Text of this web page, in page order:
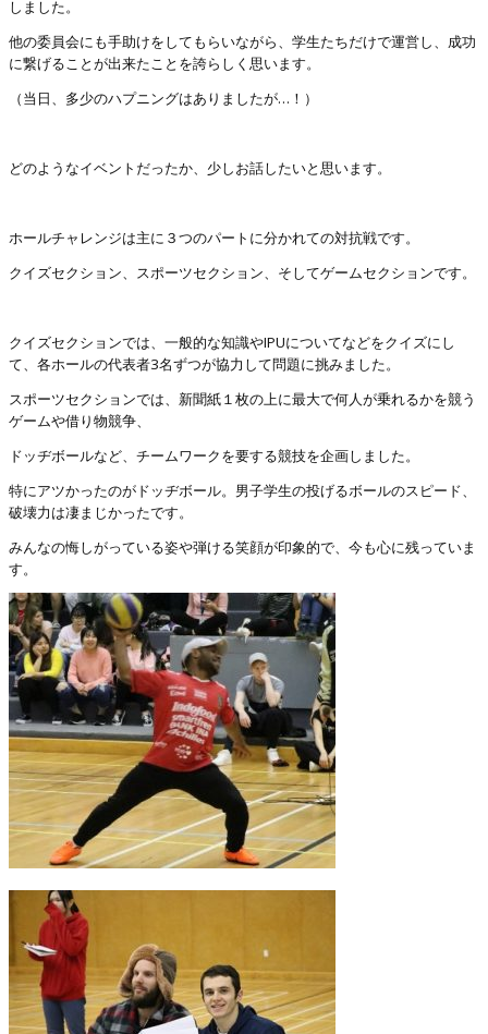
しました。
他の委員会にも手助けをしてもらいながら、学生たちだけで運営し、成功
に繋げることが出来たことを誇らしく思います。
（当日、多少のハプニングはありましたが…！）
どのようなイベントだったか、少しお話したいと思います。
ホールチャレンジは主に３つのパートに分かれての対抗戦です。
クイズセクション、スポーツセクション、そしてゲームセクションです。
クイズセクションでは、一般的な知識やIPUについてなどをクイズにし
て、各ホールの代表者3名ずつが協力して問題に挑みました。
スポーツセクションでは、新聞紙１枚の上に最大で何人が乗れるかを競う
ゲームや借り物競争、
ドッヂボールなど、チームワークを要する競技を企画しました。
特にアツかったのがドッヂボール。男子学生の投げるボールのスピード、
破壊力は凄まじかったです。
みんなの悔しがっている姿や弾ける笑顔が印象的で、今も心に残っていま
す。